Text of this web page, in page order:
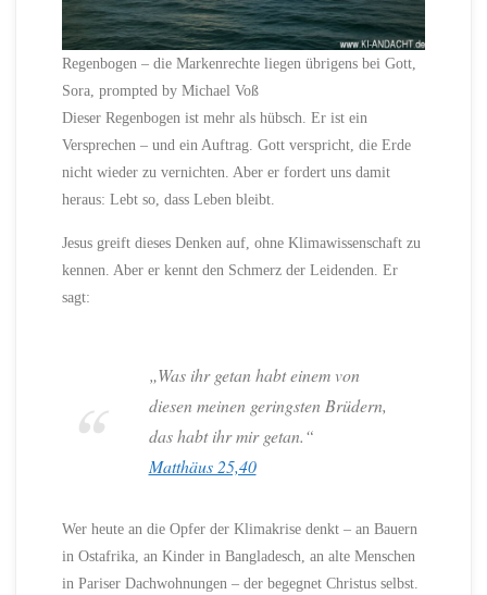
Regenbogen – die Markenrechte liegen übrigens bei Gott,
Sora, prompted by Michael Voß
Dieser Regenbogen ist mehr als hübsch. Er ist ein
Versprechen – und ein Auftrag. Gott verspricht, die Erde
nicht wieder zu vernichten. Aber er fordert uns damit
heraus: Lebt so, dass Leben bleibt.
Jesus greift dieses Denken auf, ohne Klimawissenschaft zu
kennen. Aber er kennt den Schmerz der Leidenden. Er
sagt:
„Was ihr getan habt einem von
diesen meinen geringsten Brüdern,
das habt ihr mir getan.“
Matthäus 25,40
Wer heute an die Opfer der Klimakrise denkt – an Bauern
in Ostafrika, an Kinder in Bangladesch, an alte Menschen
in Pariser Dachwohnungen – der begegnet Christus selbst.